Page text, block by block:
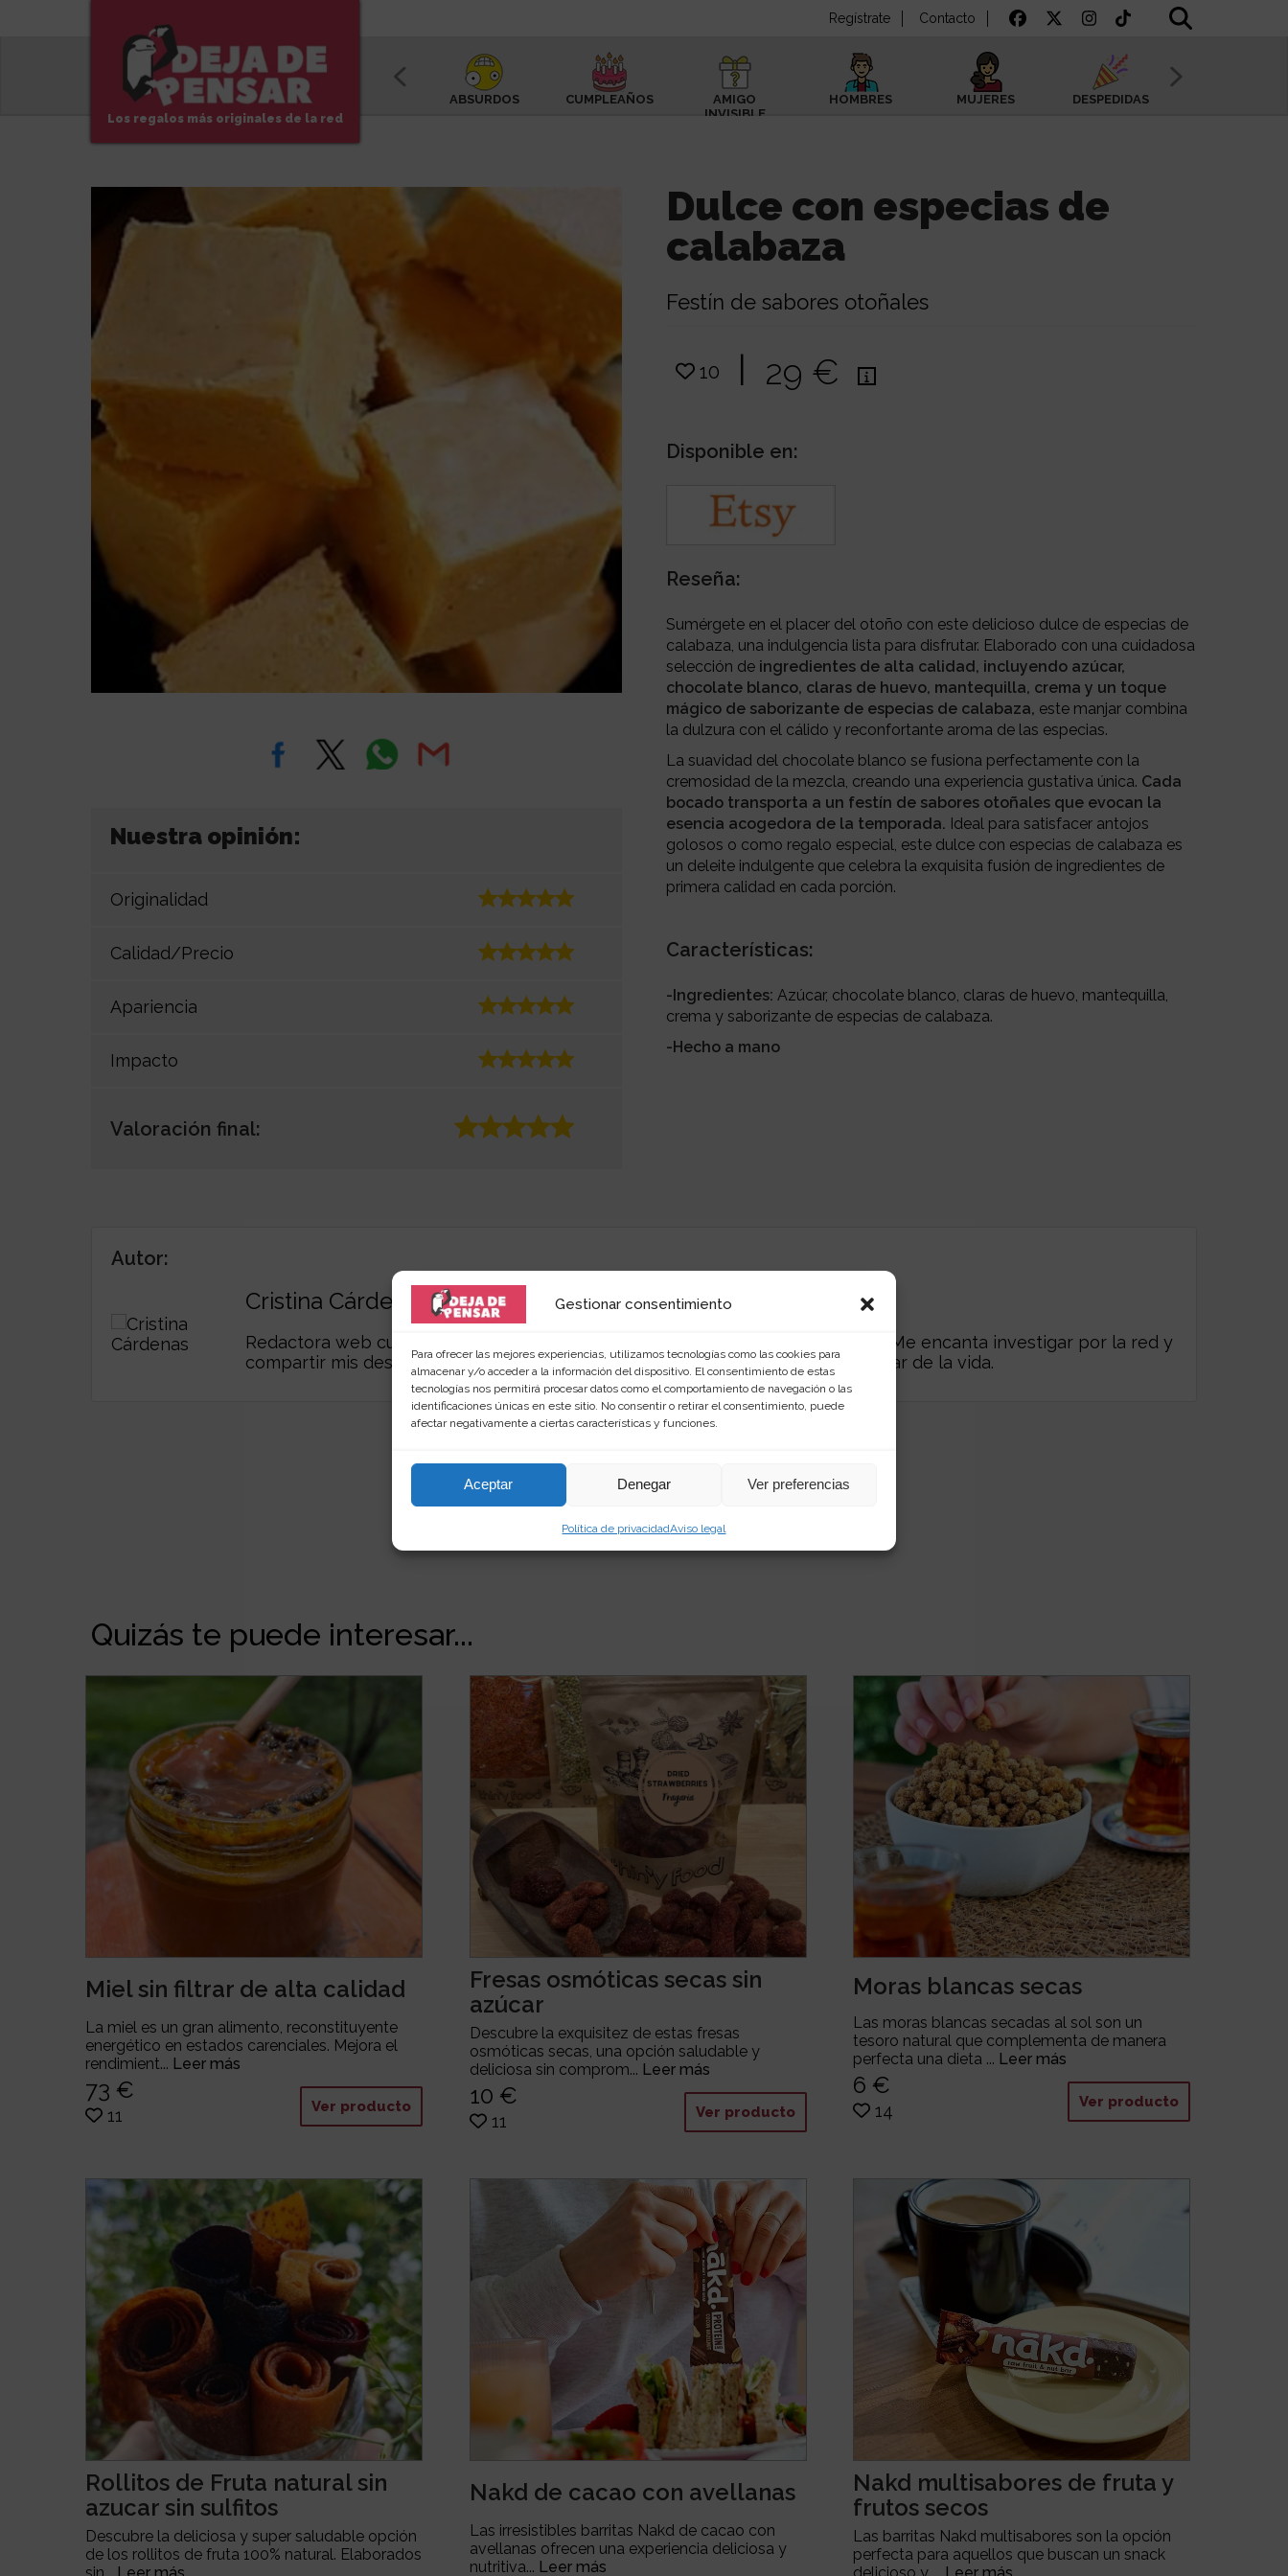
Gestionar consentimiento
Para ofrecer las mejores experiencias, utilizamos tecnologías como las cookies para
almacenar y/o acceder a la información del dispositivo. El consentimiento de estas
tecnologías nos permitirá procesar datos como el comportamiento de navegación o las
identificaciones únicas en este sitio. No consentir o retirar el consentimiento, puede
afectar negativamente a ciertas características y funciones.
Aceptar Denegar Ver preferencias
Política de privacidadAviso legal
Los regalos más originales de la red
Regístrate Contacto
ABSURDOS CUMPLEAÑOS
AMIGO
INVISIBLE
HOMBRES MUJERES DESPEDIDAS
Nuestra opinión:
Originalidad
Calidad/Precio
Apariencia
Impacto
Valoración final:
Dulce con especias de
calabaza
Festín de sabores otoñales
10 | 29 €
Disponible en:
Reseña:
Sumérgete en el placer del otoño con este delicioso dulce de especias de
calabaza, una indulgencia lista para disfrutar. Elaborado con una cuidadosa
selección de ingredientes de alta calidad, incluyendo azúcar,
chocolate blanco, claras de huevo, mantequilla, crema y un toque
mágico de saborizante de especias de calabaza, este manjar combina
la dulzura con el cálido y reconfortante aroma de las especias.
La suavidad del chocolate blanco se fusiona perfectamente con la
cremosidad de la mezcla, creando una experiencia gustativa única. Cada
bocado transporta a un festín de sabores otoñales que evocan la
esencia acogedora de la temporada. Ideal para satisfacer antojos
golosos o como regalo especial, este dulce con especias de calabaza es
un deleite indulgente que celebra la exquisita fusión de ingredientes de
primera calidad en cada porción.
Características:
-Ingredientes: Azúcar, chocolate blanco, claras de huevo, mantequilla,
crema y saborizante de especias de calabaza.
-Hecho a mano
Autor:
Cristina Cárdenas
Redactora web curiosa, amante de las palabras y de los productos singulares. Me encanta investigar por la red y
compartir mis descubrimientos endejadepensar.com. Me gusta el mar y disfrutar de la vida.
Quizás te puede interesar...
Miel sin filtrar de alta calidad
La miel es un gran alimento, reconstituyente
energético en estados carenciales. Mejora el
rendimient... Leer más
73 €
11 Ver producto
Fresas osmóticas secas sin
azúcar
Descubre la exquisitez de estas fresas
osmóticas secas, una opción saludable y
deliciosa sin comprom... Leer más
10 €
11 Ver producto
Moras blancas secas
Las moras blancas secadas al sol son un
tesoro natural que complementa de manera
perfecta una dieta ... Leer más
6 €
14 Ver producto
Rollitos de Fruta natural sin
azucar sin sulfitos
Descubre la deliciosa y super saludable opción
de los rollitos de fruta 100% natural. Elaborados
Nakd de cacao con avellanas
Las irresistibles barritas Nakd de cacao con
avellanas ofrecen una experiencia deliciosa y
nutritiva... Leer más
Nakd multisabores de fruta y
frutos secos
Las barritas Nakd multisabores son la opción
perfecta para aquellos que buscan un snack